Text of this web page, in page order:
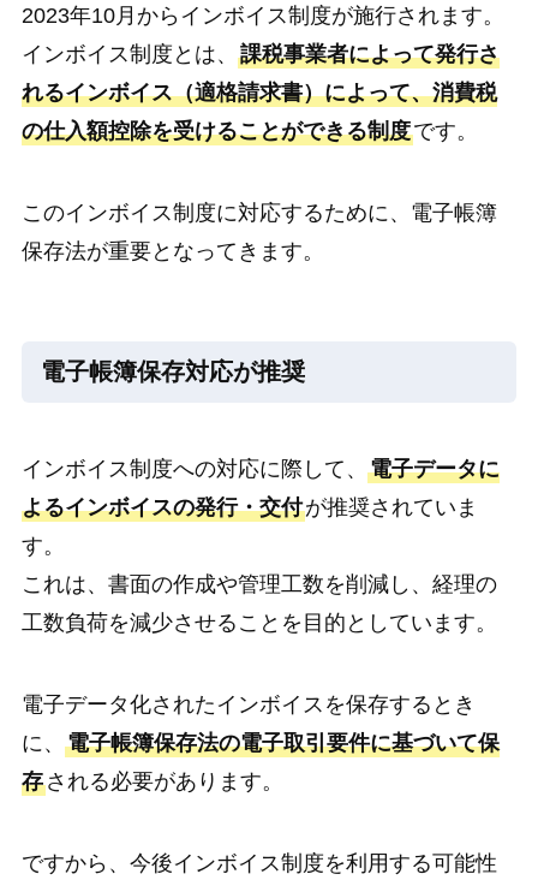
2023年10月からインボイス制度が施行されます。
インボイス制度とは、 課税事業者によって発行さ
れるインボイス（適格請求書）によって、消費税
の仕入額控除を受けることができる制度です。
このインボイス制度に対応するために、電子帳簿
保存法が重要となってきます。
電子帳簿保存対応が推奨
インボイス制度への対応に際して、 電子データに
よるインボイスの発行・交付が推奨されていま
す。
これは、書面の作成や管理工数を削減し、経理の
工数負荷を減少させることを目的としています。
電子データ化されたインボイスを保存するとき
に、 電子帳簿保存法の電子取引要件に基づいて保
存される必要があります。
ですから、今後インボイス制度を利用する可能性